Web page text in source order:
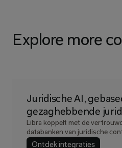
Explore more
Juridische AI,
gezaghebbende
Libra koppelt met de
databanken van juridische
Ontdek integraties